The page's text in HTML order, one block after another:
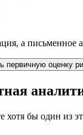
а
первичную оценку
хотя бы один из